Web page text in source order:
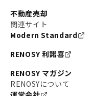
不動産売却
関連サイト
Modern Standard
RENOSY 利諾喜
RENOSY マガジン
RENOSYについて